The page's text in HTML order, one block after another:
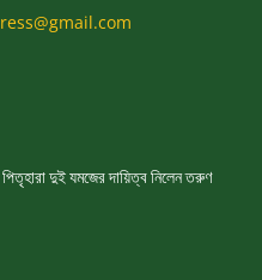
পিতৃহারা দুই যমজের দায়িত্ব নিলেন তরুণ